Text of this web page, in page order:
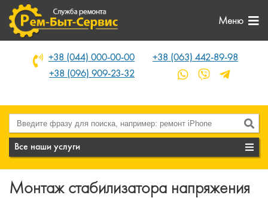
Меню
+38 (044) 000-00-00
+38 (063) 442-89-98
+38 (096) 909-23-32
Все наши услуги
Монтаж стабилизатора напряжения